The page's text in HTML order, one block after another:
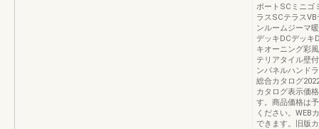
ポートSCミニゴ
ラスSCテラス
ンルームジーマ
デッキDCデッキ
キオーニング彩
テリアタイル壁
ンパネルハンド
総合カタログ
カタログ表示価
す。商品価格は
ください。WEB
できます。旧版